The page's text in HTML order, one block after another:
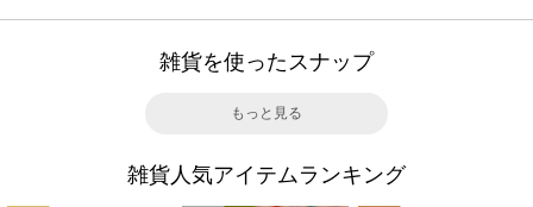
雑貨を使ったスナップ
もっと見る
雑貨人気アイテムランキング